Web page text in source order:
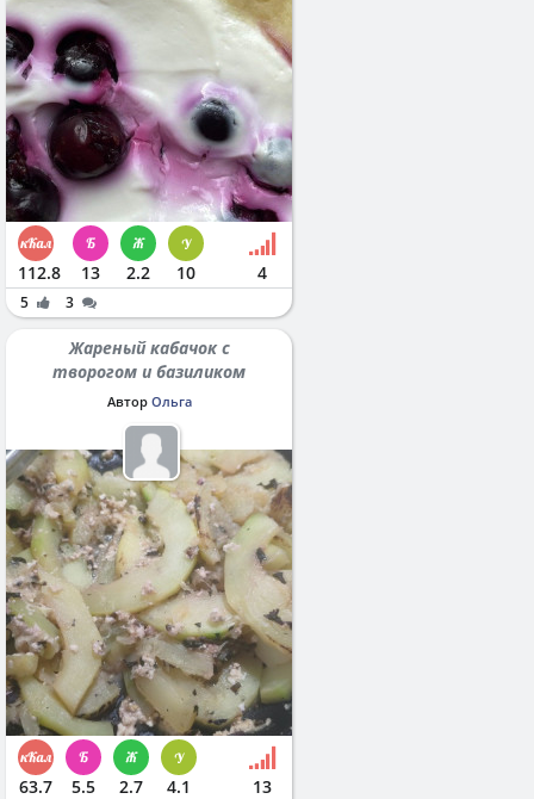
112.8 13 2.2 10 4
5 3
Жареный кабачок с
творогом и базиликом
Автор Ольга
63.7 5.5 2.7 4.1 13